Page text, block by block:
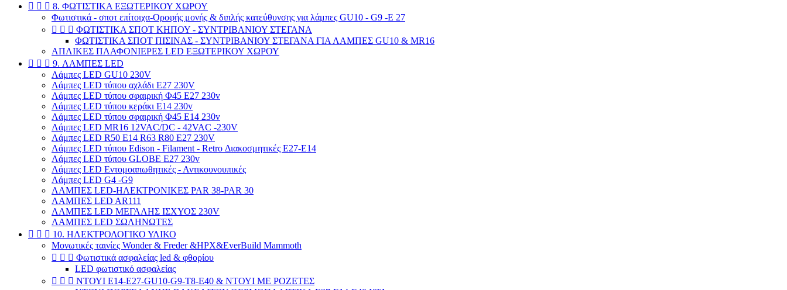
   8. ΦΩΤΙΣΤΙΚΑ ΕΞΩΤΕΡΙΚΟΥ ΧΩΡΟΥ
Φωτιστικά - σποτ επίτοιχα-Οροφής μονής & διπλής κατεύθυνσης για λάμπες GU10 - G9 -E 27
   ΦΩΤΙΣΤΙΚΑ ΣΠΟΤ ΚΗΠΟΥ - ΣΥΝΤΡΙΒΑΝΙΟΥ ΣΤΕΓΑΝΑ
ΦΩΤΙΣΤΙΚΑ ΣΠΟΤ ΠΙΣΙΝΑΣ - ΣΥΝΤΡΙΒΑΝΙΟΥ ΣΤΕΓΑΝΑ ΓΙΑ ΛΑΜΠΕΣ GU10 & MR16
ΑΠΛΙΚΕΣ ΠΛΑΦΟΝΙΕΡΕΣ LED ΕΞΩΤΕΡΙΚΟΥ ΧΩΡΟΥ
   9. ΛΑΜΠΕΣ LED
Λάμπες LED GU10 230V
Λάμπες LED τύπου αχλάδι E27 230V
Λάμπες LED τύπου σφαιρική Φ45 E27 230v
Λάμπες LED τύπου κεράκι E14 230v
Λάμπες LED τύπου σφαιρική Φ45 E14 230v
Λάμπες LED MR16 12VAC/DC - 42VAC -230V
Λάμπες LED R50 Ε14 R63 R80 E27 230V
Λάμπες LED τύπου Edison - Filament - Retro Διακοσμητικές E27-E14
Λάμπες LED τύπου GLOBE E27 230v
Λάμπες LED Εντομοαπωθητικές - Αντικουνουπικές
Λάμπες LED G4 -G9
ΛΑΜΠΕΣ LED-ΗΛΕΚΤΡΟΝΙΚΕΣ PAR 38-PAR 30
ΛΑΜΠΕΣ LED AR111
ΛΑΜΠΕΣ LED ΜΕΓΑΛΗΣ ΙΣΧΥΟΣ 230V
ΛΑΜΠΕΣ LED ΣΩΛΗΝΩΤΕΣ
   10. ΗΛΕΚΤΡΟΛΟΓΙΚΟ ΥΛΙΚΟ
Μονωτικές ταινίες Wonder & Freder &HPX&EverBuild Mammoth
   Φωτιστικά ασφαλείας led & φθορίου
LED φωτιστικό ασφαλείας
   ΝΤΟΥΙ E14-E27-GU10-G9-T8-E40 & ΝΤΟΥΙ ΜΕ ΡΟΖΕΤΕΣ